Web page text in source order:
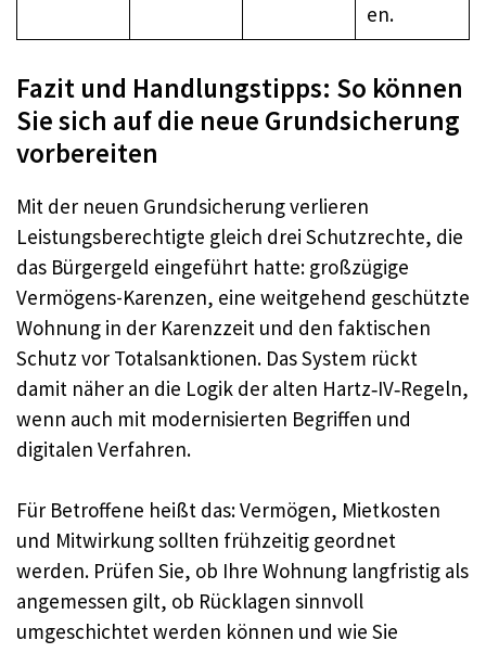
en.
Fazit und Handlungstipps: So können
Sie sich auf die neue Grundsicherung
vorbereiten
Mit der neuen Grundsicherung verlieren
Leistungsberechtigte gleich drei Schutzrechte, die
das Bürgergeld eingeführt hatte: großzügige
Vermögens-Karenzen, eine weitgehend geschützte
Wohnung in der Karenzzeit und den faktischen
Schutz vor Totalsanktionen. Das System rückt
damit näher an die Logik der alten Hartz‑IV‑Regeln,
wenn auch mit modernisierten Begriffen und
digitalen Verfahren.
Für Betroffene heißt das: Vermögen, Mietkosten
und Mitwirkung sollten frühzeitig geordnet
werden. Prüfen Sie, ob Ihre Wohnung langfristig als
angemessen gilt, ob Rücklagen sinnvoll
umgeschichtet werden können und wie Sie